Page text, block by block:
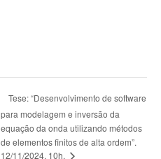
Tese: “Desenvolvimento de software
para modelagem e inversão da
equação da onda utilizando métodos
de elementos finitos de alta ordem”.
12/11/2024. 10h.